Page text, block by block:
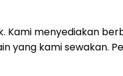
menyediakan
yang kami sewakan.